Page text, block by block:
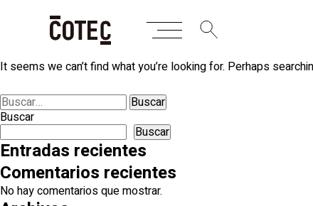
Nothing Found
It seems we can’t find what you’re looking for. Perhaps
Buscar:
Buscar
Buscar
Entradas recientes
Comentarios recientes
No hay comentarios que mostrar.